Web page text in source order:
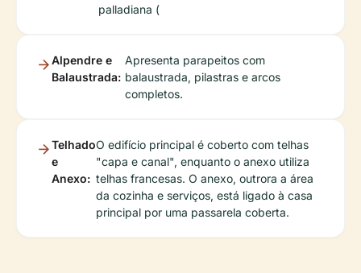
palladiana (
Alpendre e
Balaustrada:
Apresenta parapeitos com
balaustrada, pilastras e arcos
completos.
Telhado
e
Anexo:
O edifício principal é coberto com telhas
"capa e canal", enquanto o anexo utiliza
telhas francesas. O anexo, outrora a área
da cozinha e serviços, está ligado à casa
principal por uma passarela coberta.